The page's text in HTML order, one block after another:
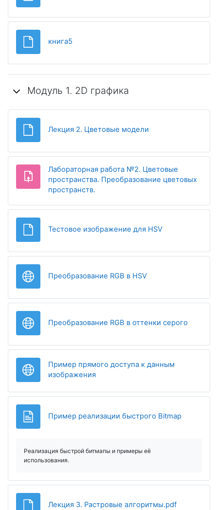
книга5
Модуль 1. 2D графика
Лекция 2. Цветовые модели
Лабораторная работа №2. Цветовые
пространства. Преобразование цветовых
пространств.
Тестовое изображение для HSVФайл
Преобразование RGB в HSVГиперссылка
Преобразование RGB в оттенки серого
Пример прямого доступа к данным
изображения
Пример реализации быстрого BitmapСтраница
Реализация быстрой битмапы и примеры её
использования.
Лекция 3. Растровые алгоритмы.pdfФайл